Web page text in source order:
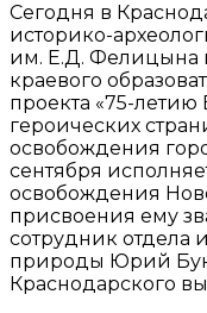
Сегодня в
историко-
им. Е.Д. Фелицына
краевого
проекта «75-
героических
освобождения
сентября
освобождения
присвоения ему
сотрудник отдела
природы Юрий
Краснодарского